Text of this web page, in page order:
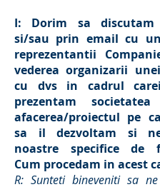
I: Dorim sa discutam
si/sau prin email cu
reprezentantii
vederea organizarii
cu dvs in cadrul
prezentam societatea
afacerea/proiectul pe
sa il dezvoltam si
noastre specifice de
Cum procedam in acest
R: Sunteti bineveniti sa